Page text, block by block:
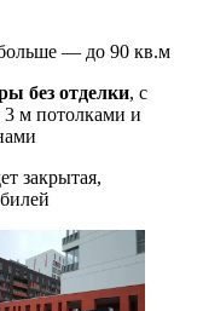
— до 90 кв.м
без отделки, с
м потолками и
закрытая,